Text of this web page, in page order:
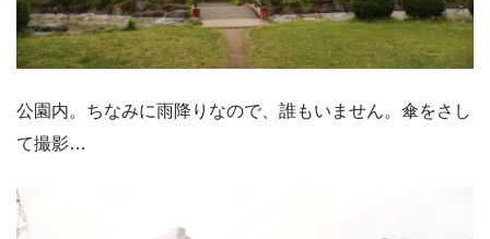
公園内。ちなみに雨降りなので、誰もいません。傘をさし
て撮影…